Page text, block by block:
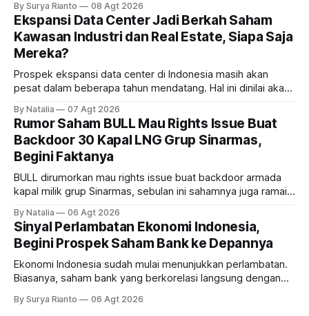
By Surya Rianto 08 Agt 2026
Ekspansi Data Center Jadi Berkah Saham
Kawasan Industri dan Real Estate, Siapa Saja
Mereka?
Prospek ekspansi data center di Indonesia masih akan
pesat dalam beberapa tahun mendatang. Hal ini dinilai akan
estate, ada siapa saja mereka?
By Natalia 07 Agt 2026
Rumor Saham BULL Mau Rights Issue Buat
Backdoor 30 Kapal LNG Grup Sinarmas,
Begini Faktanya
BULL dirumorkan mau rights issue buat backdoor armada
kapal milik grup Sinarmas, sebulan ini sahamnya juga ramai
masih menarik dilirik?
By Natalia 06 Agt 2026
Sinyal Perlambatan Ekonomi Indonesia,
Begini Prospek Saham Bank ke Depannya
Ekonomi Indonesia sudah mulai menunjukkan perlambatan.
Biasanya, saham bank yang berkorelasi langsung dengan
bank ke depannya?
By Surya Rianto 06 Agt 2026